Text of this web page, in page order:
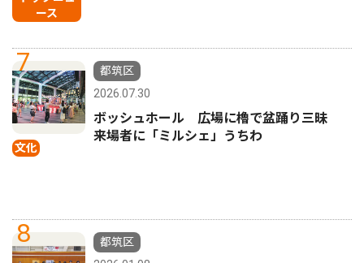
ース
7
文化
都筑区
2026.07.30
ボッシュホール 広場に櫓で盆踊り三昧
来場者に「ミルシェ」うちわ
8
都筑区